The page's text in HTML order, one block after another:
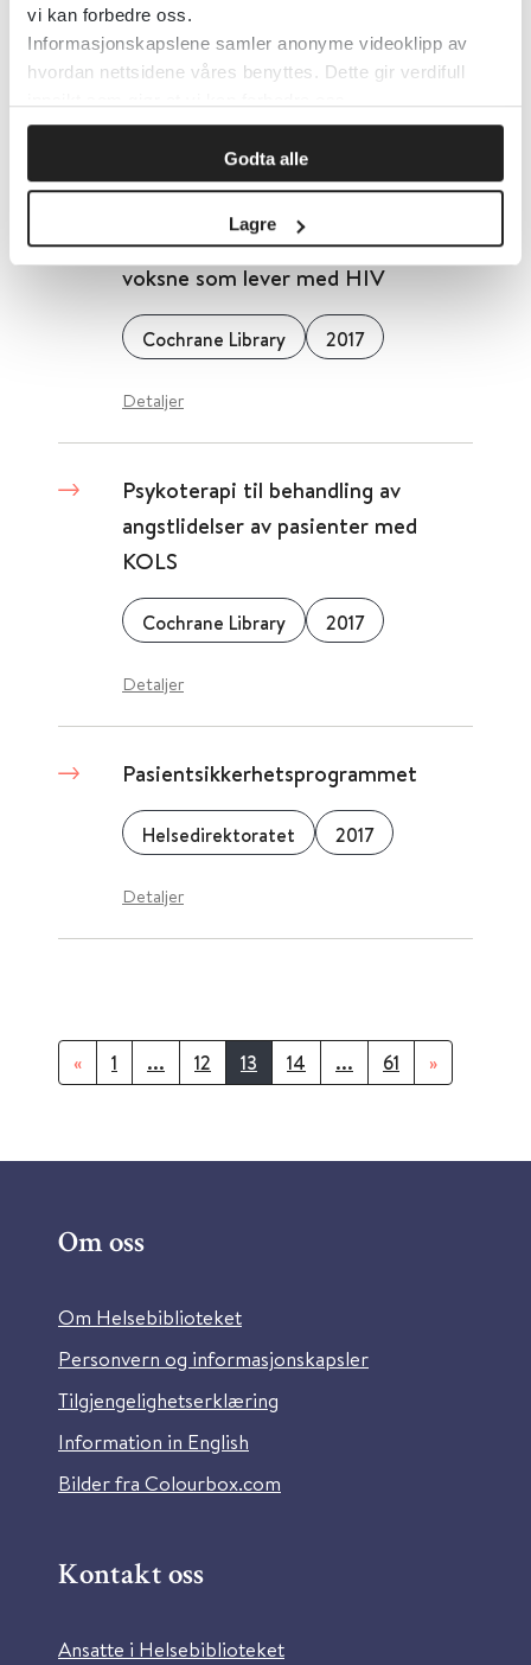
vi kan forbedre oss.
Informasjonskapslene samler anonyme videoklipp av
hvordan nettsidene våres benyttes. Dette gir verdifull
Godta alle
Lagre
ParkinsonNet Royal Dutch Society for Physical Therapy 2017
forbedre psykisk velvære hos
voksne som lever med HIV
Cochrane Library 2017
Detaljer
Psykoterapi til behandling av
angstlidelser av pasienter med
KOLS
Cochrane Library 2017
Detaljer
Pasientsikkerhetsprogrammet
Helsedirektoratet 2017
Detaljer
« 1 ... 12 13 14 ... 61 »
Om oss
Om Helsebiblioteket
Personvern og informasjonskapsler
Tilgjengelighetserklæring
Information in English
Bilder fra Colourbox.com
Kontakt oss
Ansatte i Helsebiblioteket